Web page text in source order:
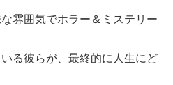
雰囲気でホラー＆ミステリー
る彼らが、最終的に人生にど